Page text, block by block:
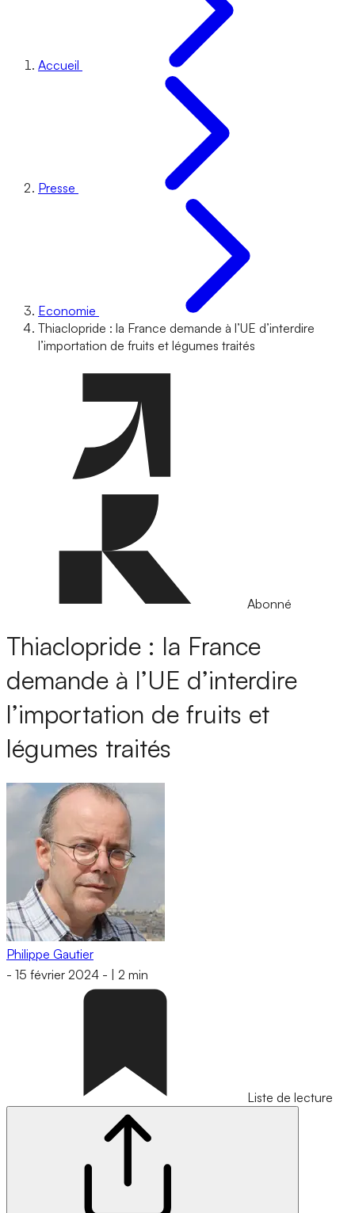
Accueil
Presse
Economie
Thiaclopride : la France demande à l’UE d’interdire
l’importation de fruits et légumes traités
Abonné
Thiaclopride : la France
demande à l’UE d’interdire
l’importation de fruits et
légumes traités
Philippe Gautier
- 15 février 2024 - 2 min
Liste de lecture